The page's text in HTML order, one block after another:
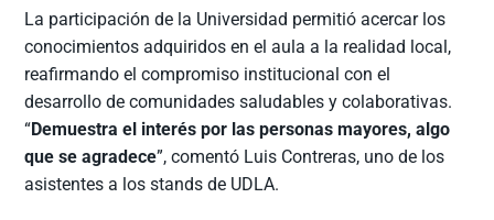
La participación de la Universidad permitió acercar los
conocimientos adquiridos en el aula a la realidad local,
reafirmando el compromiso institucional con el
desarrollo de comunidades saludables y colaborativas.
“Demuestra el interés por las personas mayores, algo
que se agradece”, comentó Luis Contreras, uno de los
asistentes a los stands de UDLA.